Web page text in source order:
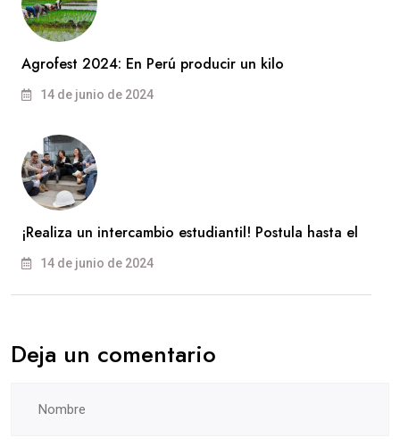
Agrofest 2024: En Perú producir un kilo
14 de junio de 2024
¡Realiza un intercambio estudiantil! Postula hasta el
14 de junio de 2024
Deja un comentario